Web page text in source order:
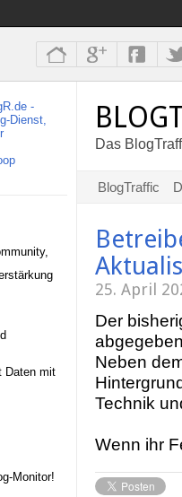
Daten mit
Monitor!
Das
BlogTraffic
25. April
Der
Neben
Technik
Wenn ihr